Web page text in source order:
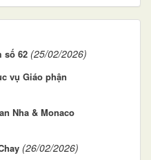
số 62 (25/02/2026)
vụ Giáo phận
Nha & Monaco
(26/02/2026)